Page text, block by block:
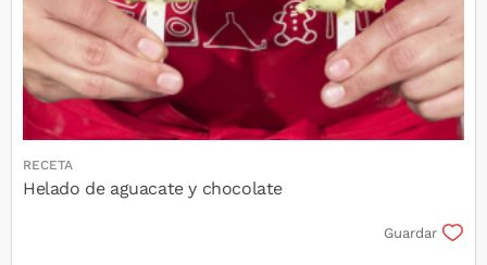
RECETA
Helado de aguacate y chocolate
Guardar